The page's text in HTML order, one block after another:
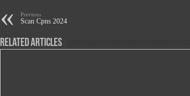
Previous
Scan Cpns 2024
Related Articles